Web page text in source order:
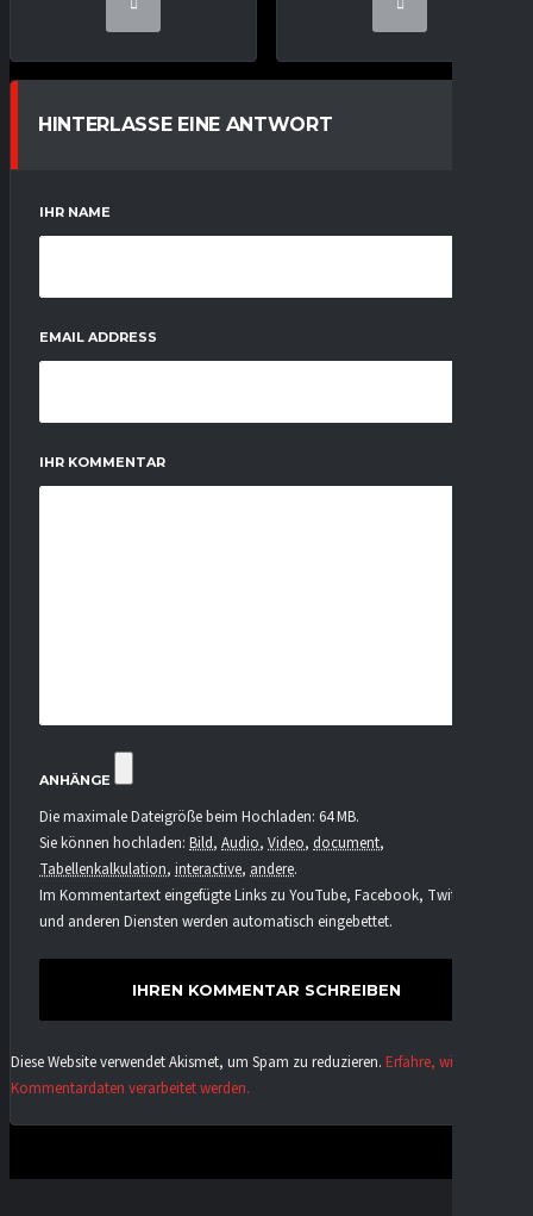
HINTERLASSE EINE ANTWORT
IHR NAME
EMAIL ADDRESS
IHR KOMMENTAR
ANHÄNGE
Die maximale Dateigröße beim Hochladen: 64 MB.
Sie können hochladen: Bild, Audio, Video, document,
Tabellenkalkulation, interactive, andere.
Im Kommentartext eingefügte Links zu YouTube, Facebook, Twitter
und anderen Diensten werden automatisch eingebettet.
Diese Website verwendet Akismet, um Spam zu reduzieren. Erfahre, wie deine
Kommentardaten verarbeitet werden.